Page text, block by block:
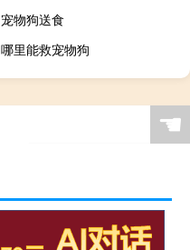
宠物狗送食
哪里能救宠物狗
☚